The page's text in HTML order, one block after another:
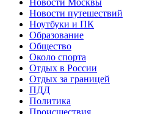
Новости путешествий
Ноутбуки и ПК
Образование
Общество
Около спорта
Отдых в России
Отдых за границей
ПДД
Политика
Происшествия